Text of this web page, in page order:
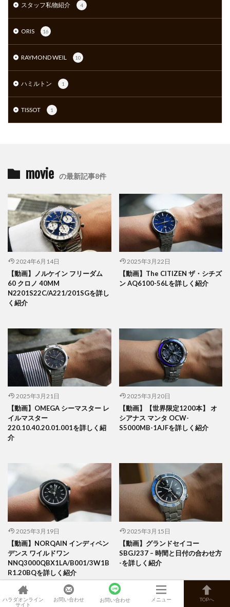
スタッフ私物紹介 4
ORIS 16
RAYMOND WEIL 10
ハミルトン 1
TISSOT 1
movie の最新記事8件
2024年6月14日
【動画】ノルケイン フリーダム
60 クロノ 40MM
N2201S22C/A221/201SGを詳し
く紹介
2025年3月22日
【動画】The CITIZEN ザ・シチズ
ン AQ6100-56Lを詳しく紹介
2025年3月21日
【動画】OMEGA シーマスター レ
イルマスター
220.10.40.20.01.001を詳しく紹
介
2025年3月20日
【動画】【世界限定1200本】 オ
シアナス マンタ OCW-
S5000MB-1AJFを詳しく紹介
2025年3月19日
【動画】NORQAIN インディペン
デンス ワイルドワン
NNQ3000QBX1LA/B001/3W1B
R1.20BQを詳しく紹介
2025年3月15日
【動画】グランドセイコー
SBGJ237 – 時間と日付の合わせ方
-を詳しく紹介
ハラダオンライン
サイト
お問い合わせ お問い合わせ メニュー TOPへ